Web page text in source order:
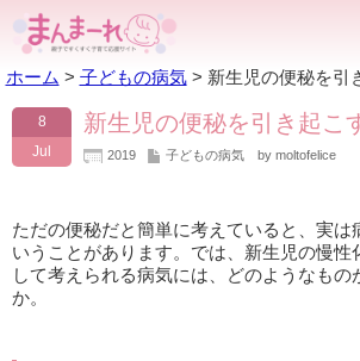
ホーム > 子どもの病気> 新生児の便秘を引
8
Jul
新生児の便秘を引き起こ
2019 子どもの病気 by moltofelice
ただの便秘だと簡単に考えていると、実は
いうことがあります。では、新生児の慢性
して考えられる病気には、どのようなもの
か。